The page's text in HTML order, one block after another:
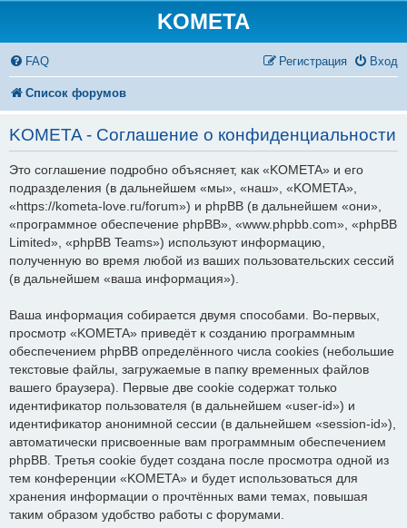
KOMETA
FAQ Вход
Регистрация
Список форумов
KOMETA - Соглашение о конфиденциальности
Это соглашение подробно объясняет, как «KOMETA» и его
подразделения (в дальнейшем «мы», «наш», «KOMETA»,
«https://kometa-love.ru/forum») и phpBB (в дальнейшем «они»,
«программное обеспечение phpBB», «www.phpbb.com», «phpBB
Limited», «phpBB Teams») используют информацию,
полученную во время любой из ваших пользовательских сессий
(в дальнейшем «ваша информация»).
Ваша информация собирается двумя способами. Во-первых,
просмотр «KOMETA» приведёт к созданию программным
обеспечением phpBB определённого числа cookies (небольшие
текстовые файлы, загружаемые в папку временных файлов
вашего браузера). Первые две cookie содержат только
идентификатор пользователя (в дальнейшем «user-id») и
идентификатор анонимной сессии (в дальнейшем «session-id»),
автоматически присвоенные вам программным обеспечением
phpBB. Третья cookie будет создана после просмотра одной из
тем конференции «KOMETA» и будет использоваться для
хранения информации о прочтённых вами темах, повышая
таким образом удобство работы с форумами.